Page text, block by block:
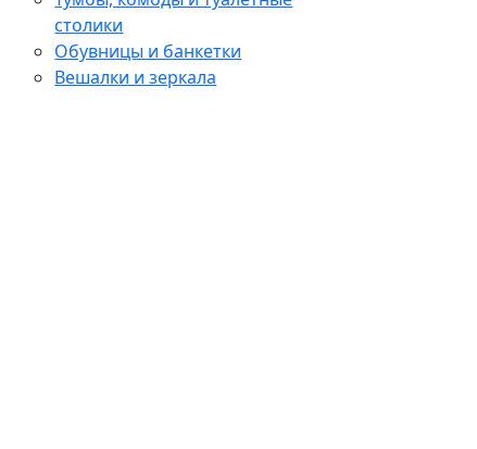
столики
Обувницы и банкетки
Вешалки и зеркала